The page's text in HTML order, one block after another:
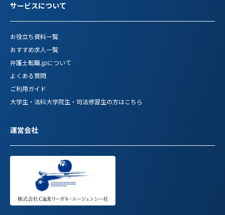
サービスについて
お役立ち資料一覧
おすすめ求人一覧
弁護士転職.jpについて
よくある質問
ご利用ガイド
大学生・法科大学院生・司法修習生の方はこちら
運営会社